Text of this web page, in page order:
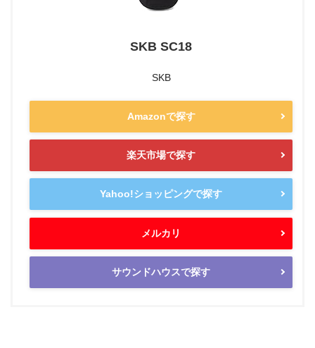
SKB SC18
SKB
Amazonで探す
楽天市場で探す
Yahoo!ショッピングで探す
メルカリ
サウンドハウスで探す